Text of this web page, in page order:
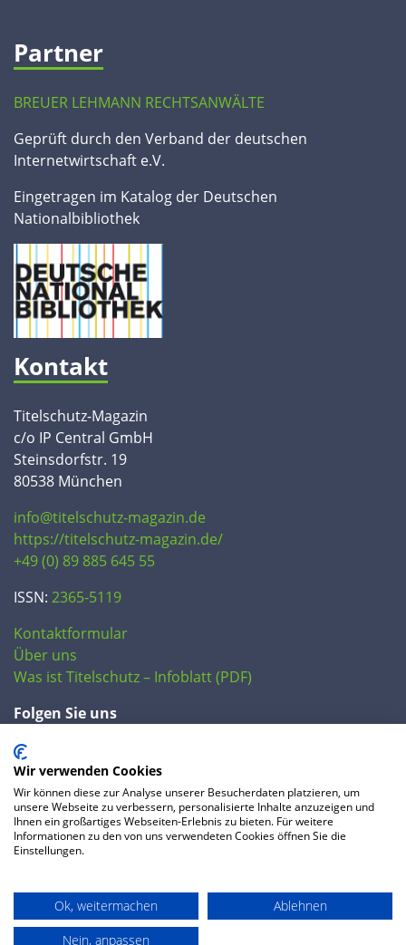
Partner
BREUER LEHMANN RECHTSANWÄLTE
Geprüft durch den Verband der deutschen
Internetwirtschaft e.V.
Eingetragen im Katalog der Deutschen
Nationalbibliothek
Kontakt
Titelschutz-Magazin
c/o IP Central GmbH
Steinsdorfstr. 19
80538 München
info@titelschutz-magazin.de
https://titelschutz-magazin.de/
+49 (0) 89 885 645 55
ISSN: 2365-5119
Kontaktformular
Über uns
Was ist Titelschutz – Infoblatt (PDF)
Folgen Sie uns
FAQ
Datenschutzerklärung AGB
Preise
Impressum
Wir verwenden Cookies
Wir können diese zur Analyse unserer Besucherdaten platzieren, um
unsere Webseite zu verbessern, personalisierte Inhalte anzuzeigen und
Ihnen ein großartiges Webseiten-Erlebnis zu bieten. Für weitere
Informationen zu den von uns verwendeten Cookies öffnen Sie die
Einstellungen.
Ok, weitermachen
Ablehnen
Nein, anpassen